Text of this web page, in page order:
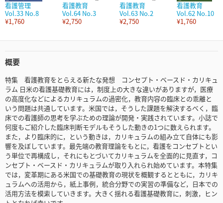
看護管理
Vol.33 No.8
¥1,760
看護教育
Vol.64 No.3
¥2,750
看護教育
Vol.63 No.2
¥2,750
看護教育
Vol.62 No.10
¥1,760
概要
特集 看護教育をとらえる新たな発想 コンセプト・ベースド・カリキュ
ラム 日米の看護基礎教育には，制度上の大きな違いがありますが，医療
の高度化などによるカリキュラムの過密化，教育内容の臨床との乖離と
いう問題は共通しています。米国では，そうした課題を解決するべく，臨
床での看護師の思考を学ぶための理論が開発・実践されています。小誌で
何度もご紹介した臨床判断モデルもそうした動きの1つに数えられます。
また，より臨床的に，という動きは，カリキュラムの組み立て自体にも影
響を及ぼしています。最先端の教育理論をもとに，看護をコンセプトとい
う単位で再構成し，それにもとづいてカリキュラムを全面的に見直す，コ
ンセプト・ベースド・カリキュラムが取り入れられ始めています。本特集
では，変革期にある米国での基礎教育の現状を概観するとともに，カリキ
ュラムへの活用から，紙上事例，統合分野での実習の準備など，日本での
活用方法を模索していきます。大きく揺れる看護基礎教育に，刺激，ヒン